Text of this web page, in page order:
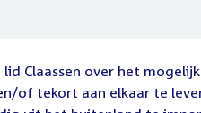
Claassen over het
of tekort aan elkaar te